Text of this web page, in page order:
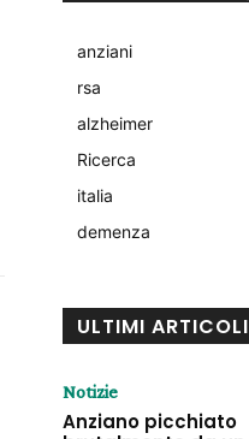
anziani
rsa
alzheimer
Ricerca
italia
demenza
ULTIMI ARTICOLI
Notizie
Anziano picchiato